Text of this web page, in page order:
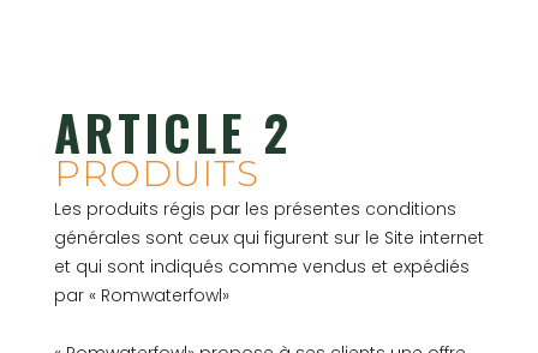
ARTICLE 2
PRODUITS
Les produits régis par les présentes conditions
générales sont ceux qui figurent sur le Site internet
et qui sont indiqués comme vendus et expédiés
par « Romwaterfowl»